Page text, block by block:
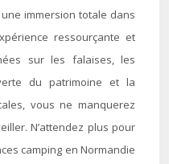
immersion totale dans
ressourçante et
sur les falaises, les
du patrimoine et la
vous ne manquerez
N’attendez plus pour
camping en Normandie